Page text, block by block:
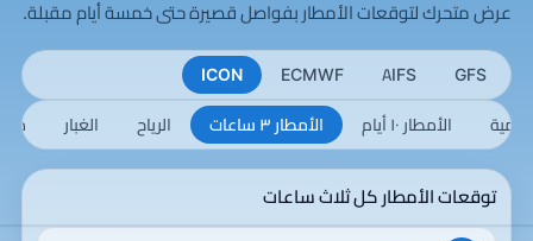
عرض متحرك لتوقعات الأمطار بفواصل قصيرة حتى خمسة أيام مقبلة.
GFS
AIFS
ECMWF
ICON
الأمطار ١٠ أيام الأمطار ٣ ساعات الرياح الغبار
توقعات الأمطار كل ثلاث ساعات